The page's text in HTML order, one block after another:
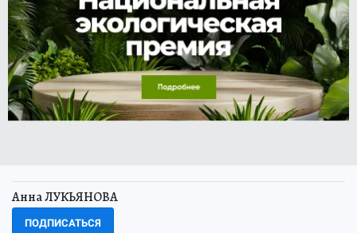
Анна ЛУКЬЯНОВА
ПОДПИСАТЬСЯ